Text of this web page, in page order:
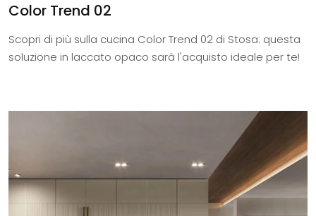
Color Trend 02
Scopri di più sulla cucina Color Trend 02 di Stosa: questa
soluzione in laccato opaco sarà l'acquisto ideale per te!